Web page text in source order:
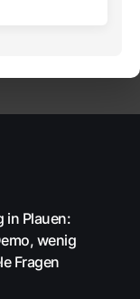
in Plauen:
wenig
Fragen